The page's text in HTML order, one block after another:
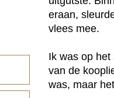
eraan,
vlees mee.
Ik was op
van de
was, maar